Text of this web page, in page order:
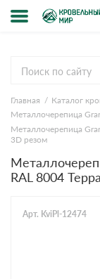
компании
и оплата
ответы
Главная Каталог
Металлочерепица
Металлочерепица
3D резом
RAL 8004
Арт. KviPl-12474